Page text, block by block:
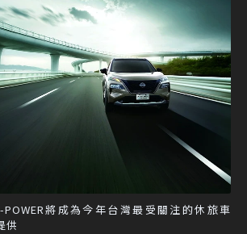
POWER將成為今年台灣最受關注的休旅車
供